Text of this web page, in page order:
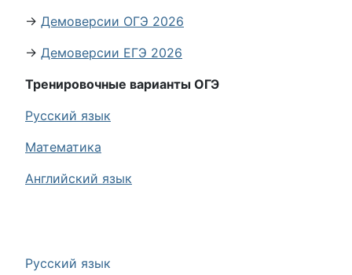
Русский язык
→ Демоверсии ОГЭ 2026
→ Демоверсии ЕГЭ 2026
Тренировочные варианты ОГЭ
Русский язык
Математика
Английский язык